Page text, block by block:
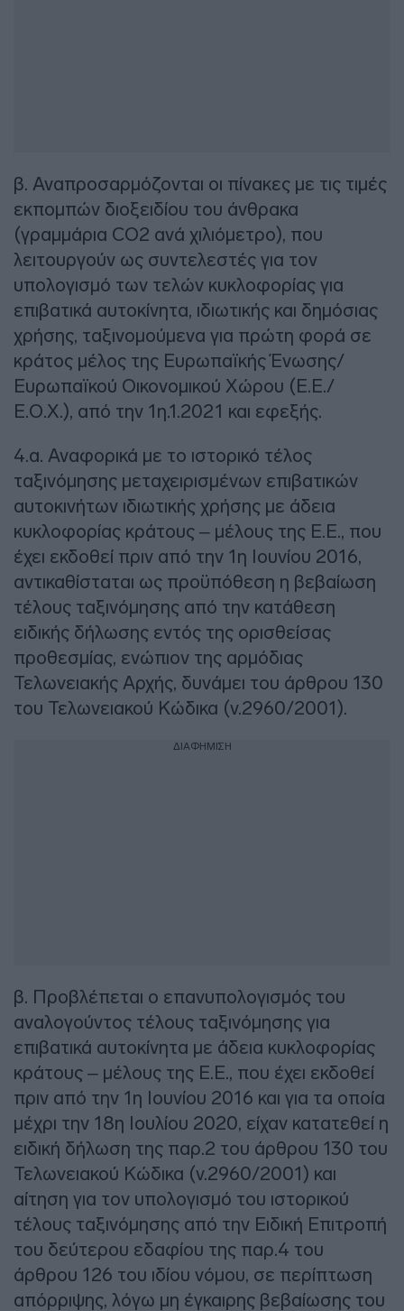
β. Αναπροσαρμόζονται οι πίνακες με τις τιμές
εκπομπών διοξειδίου του άνθρακα
(γραμμάρια CΟ2 ανά χιλιόμετρο), που
λειτουργούν ως συντελεστές για τον
υπολογισμό των τελών κυκλοφορίας για
επιβατικά αυτοκίνητα, ιδιωτικής και δημόσιας
χρήσης, ταξινομούμενα για πρώτη φορά σε
κράτος μέλος της Ευρωπαϊκής Ένωσης/
Ευρωπαϊκού Οικονομικού Χώρου (Ε.Ε./
Ε.Ο.Χ.), από την 1η.1.2021 και εφεξής.
4.α. Αναφορικά με το ιστορικό τέλος
ταξινόμησης μεταχειρισμένων επιβατικών
αυτοκινήτων ιδιωτικής χρήσης με άδεια
κυκλοφορίας κράτους – μέλους της Ε.Ε., που
έχει εκδοθεί πριν από την 1η Ιουνίου 2016,
αντικαθίσταται ως προϋπόθεση η βεβαίωση
τέλους ταξινόμησης από την κατάθεση
ειδικής δήλωσης εντός της ορισθείσας
προθεσμίας, ενώπιον της αρμόδιας
Τελωνειακής Αρχής, δυνάμει του άρθρου 130
του Τελωνειακού Κώδικα (ν.2960/2001).
ΔΙΑΦΗΜΙΣΗ
β. Προβλέπεται ο επανυπολογισμός του
αναλογούντος τέλους ταξινόμησης για
επιβατικά αυτοκίνητα με άδεια κυκλοφορίας
κράτους – μέλους της Ε.Ε., που έχει εκδοθεί
πριν από την 1η Ιουνίου 2016 και για τα οποία
μέχρι την 18η Ιουλίου 2020, είχαν κατατεθεί η
ειδική δήλωση της παρ.2 του άρθρου 130 του
Τελωνειακού Κώδικα (ν.2960/2001) και
αίτηση για τον υπολογισμό του ιστορικού
τέλους ταξινόμησης από την Ειδική Επιτροπή
του δεύτερου εδαφίου της παρ.4 του
άρθρου 126 του ιδίου νόμου, σε περίπτωση
απόρριψης, λόγω μη έγκαιρης βεβαίωσης του